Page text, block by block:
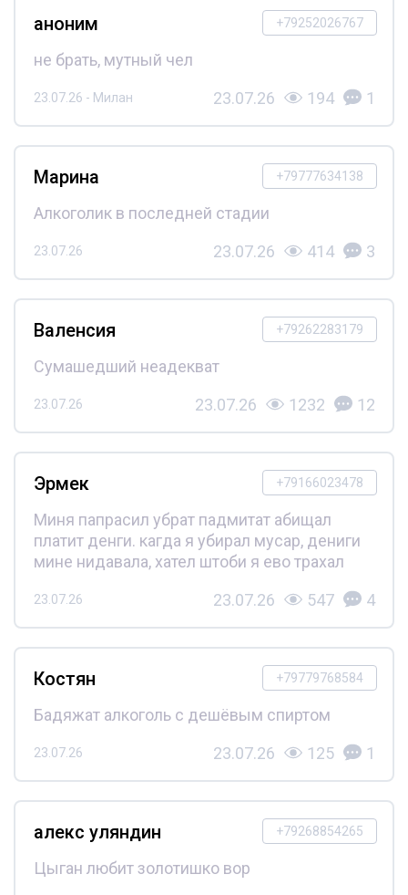
+79252026767
аноним
не брать, мутный чел
23.07.26 - Милан 23.07.26 194 1
+79777634138
Марина
Алкоголик в последней стадии
23.07.26 23.07.26 414 3
+79262283179
Валенсия
Сумашедший неадекват
23.07.26 23.07.26 1232 12
+79166023478
Эрмек
Миня папрасил убрат падмитат абищал
платит денги. кагда я убирал мусар, дениги
мине нидавала, хател штоби я ево трахал
23.07.26 23.07.26 547 4
+79779768584
Костян
Бадяжат алкоголь с дешёвым спиртом
23.07.26 23.07.26 125 1
+79268854265
алекс уляндин
Цыган любит золотишко вор